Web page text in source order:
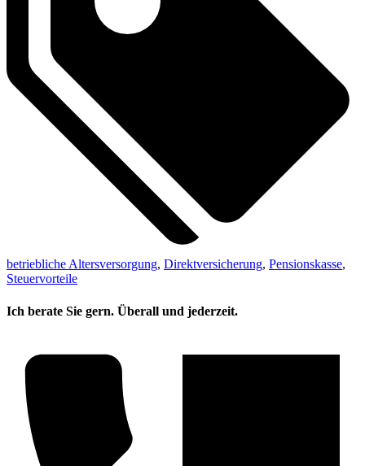
betriebliche Altersversorgung, Direktversicherung, Pensionskasse,
Steuervorteile
Ich berate Sie gern. Überall und jederzeit.